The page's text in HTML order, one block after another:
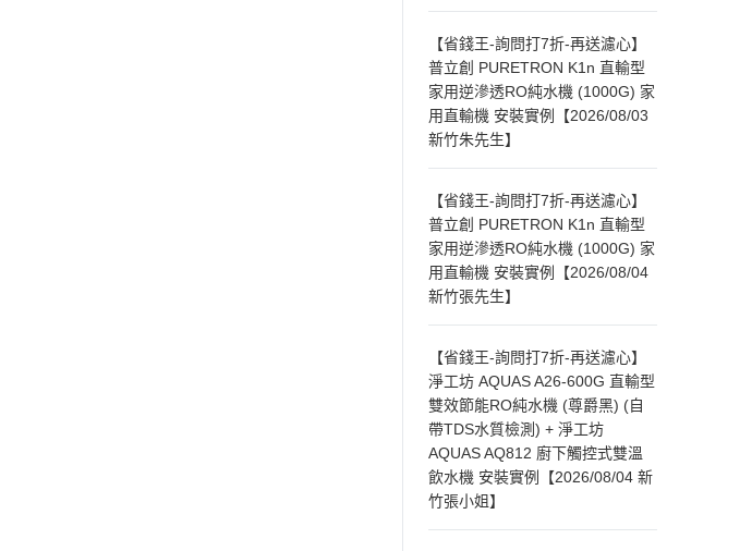
【省錢王-詢問打7折-再送濾心】
普立創 PURETRON K1n 直輸型
家用逆滲透RO純水機 (1000G) 家
用直輸機 安裝實例【2026/08/03
新竹朱先生】
【省錢王-詢問打7折-再送濾心】
普立創 PURETRON K1n 直輸型
家用逆滲透RO純水機 (1000G) 家
用直輸機 安裝實例【2026/08/04
新竹張先生】
【省錢王-詢問打7折-再送濾心】
淨工坊 AQUAS A26-600G 直輸型
雙效節能RO純水機 (尊爵黑) (自
帶TDS水質檢測) + 淨工坊
AQUAS AQ812 廚下觸控式雙溫
飲水機 安裝實例【2026/08/04 新
竹張小姐】